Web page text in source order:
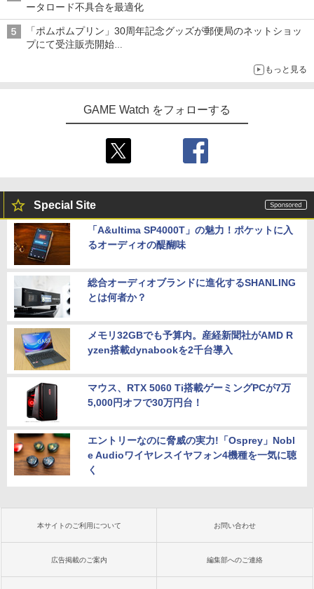
ータロード不具合を最適化
「ポムポムプリン」30周年記念グッズが郵便局のネットショッ
プにて受注販売開始
もっと見る
GAME Watch をフォローする
Special Site
「A&ultima SP4000T」の魅力！ポケットに入
るオーディオの醍醐味
総合オーディオブランドに進化するSHANLING
とは何者か？
メモリ32GBでも予算内。産経新聞社がAMD R
yzen搭載dynabookを2千台導入
マウス、RTX 5060 Ti搭載ゲーミングPCが7万
5,000円オフで30万円台！
エントリーなのに脅威の実力!「Osprey」Nobl
e Audioワイヤレスイヤフォン4機種を一気に聴
く
本サイトのご利用について お問い合わせ
広告掲載のご案内 編集部へのご連絡